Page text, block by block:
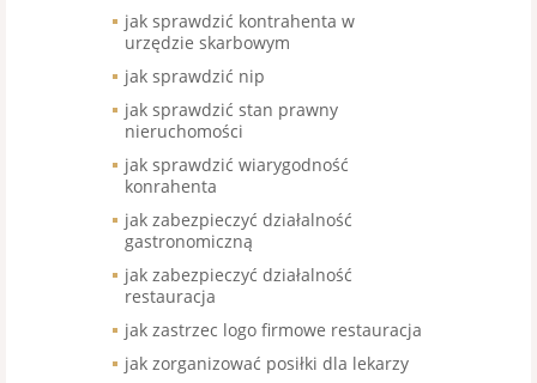
jak sprawdzić kontrahenta w
urzędzie skarbowym
jak sprawdzić nip
jak sprawdzić stan prawny
nieruchomości
jak sprawdzić wiarygodność
konrahenta
jak zabezpieczyć działalność
gastronomiczną
jak zabezpieczyć działalność
restauracja
jak zastrzec logo firmowe restauracja
jak zorganizować posiłki dla lekarzy